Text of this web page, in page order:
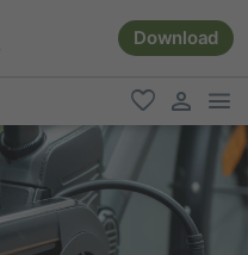
Download
favorit
user link